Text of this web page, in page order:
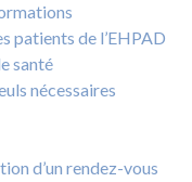
patients de l’EHPAD
santé
nécessaires
d’un rendez-vous